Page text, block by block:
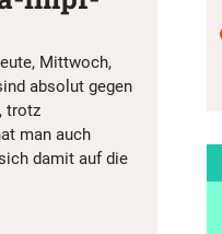
Mittwoch,
absolut gegen
trotz
man auch
damit auf die